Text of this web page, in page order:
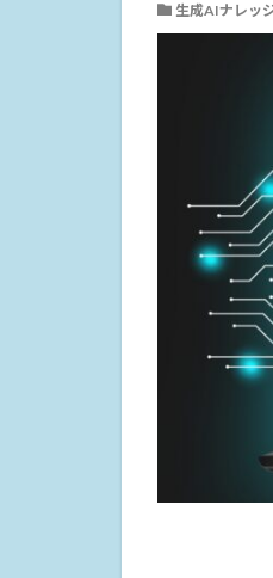
生成AIナレッ